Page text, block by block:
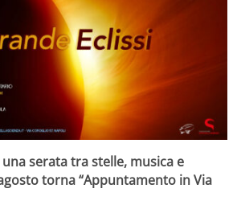
serata tra stelle, musica e
torna “Appuntamento in Via